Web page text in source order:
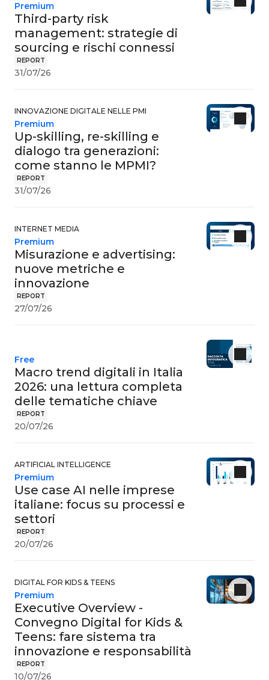
REPORT
Third-party risk
management: strategie di
sourcing e rischi connessi
Premium
31/07/26
INNOVAZIONE DIGITALE NELLE PMI
REPORT
Up-skilling, re-skilling e
dialogo tra generazioni:
come stanno le MPMI?
Premium
31/07/26
INTERNET MEDIA
REPORT
Misurazione e advertising:
nuove metriche e
innovazione
Premium
27/07/26
REPORT
Macro trend digitali in Italia
2026: una lettura completa
delle tematiche chiave
Free
20/07/26
ARTIFICIAL INTELLIGENCE
REPORT
Use case AI nelle imprese
italiane: focus su processi e
settori
Premium
20/07/26
DIGITAL FOR KIDS & TEENS
REPORT
Executive Overview -
Convegno Digital for Kids &
Teens: fare sistema tra
innovazione e responsabilità
Premium
10/07/26